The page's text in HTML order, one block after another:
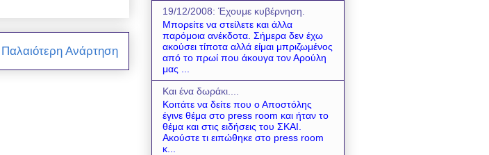
Παλαιότερη Ανάρτηση
19/12/2008: Έχουμε κυβέρνηση.
Μπορείτε να στείλετε και άλλα
παρόμοια ανέκδοτα. Σήμερα δεν έχω
ακούσει τίποτα αλλά είμαι μπριζωμένος
από το πρωί που άκουγα τον Αρούλη
μας ...
Και ένα δωράκι....
Κοιτάτε να δείτε που ο Αποστόλης
έγινε θέμα στο press room και ήταν το
θέμα και στις ειδήσεις του ΣΚΑΙ.
Ακούστε τι ειπώθηκε στο press room
κ...